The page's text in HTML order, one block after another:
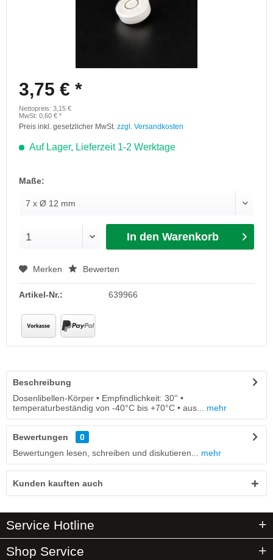
3,75 € *
Nettopreis: 3,15 €
MwSt: 0,60 € *
Preis inkl. gesetzlicher MwSt. zzgl. Versandkosten
Auf Lager, Lieferzeit 1-2 Werktage
Maße:
In den Warenkorb
Merken Bewerten
Artikel-Nr.: 639966
Beschreibung
Dosenlibellen-Körper • Empfindlichkeit: 30'' •
temperaturbeständig von -40°C bis +70°C • aus...
mehr
Bewertungen
0
Bewertungen lesen, schreiben und diskutieren...
mehr
Kunden kauften auch
Service Hotline
Shop Service